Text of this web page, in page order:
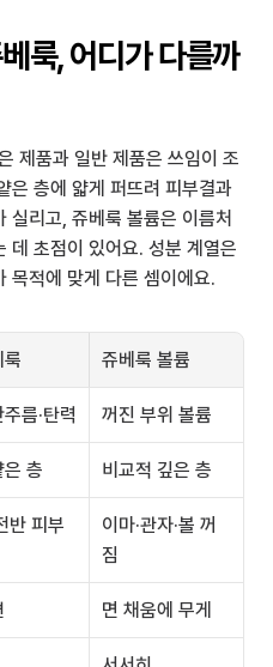
룩, 어디가 다를까
제품과 일반 제품은 쓰임이 조
은 층에 얇게 퍼뜨려 피부결과
실리고, 쥬베룩 볼륨은 이름처
데 초점이 있어요. 성분 계열은
목적에 맞게 다른 셈이에요.
룩 쥬베룩 볼륨
름·탄력 꺼진 부위 볼륨
은 층 비교적 깊은 층
반 피부
이마·관자·볼 꺼
짐
면 채움에 무게